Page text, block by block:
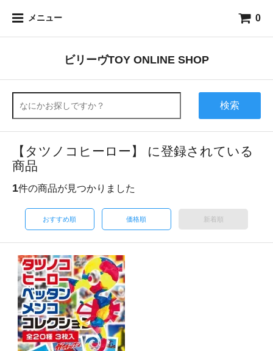
メニュー 0
ビリーヴTOY ONLINE SHOP
検索
【タツノコヒーロー】 に登録されている
商品
1件の商品が見つかりました
おすすめ順 価格順 新着順